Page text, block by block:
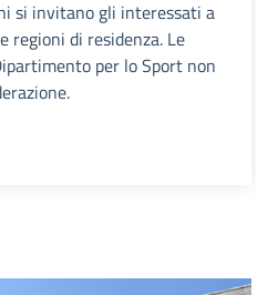
si invitano gli interessati a
regioni di residenza. Le
per lo Sport non